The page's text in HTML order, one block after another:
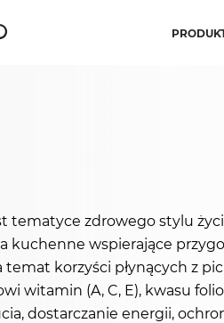
zdrowego stylu
kuchenne wspierające
korzyści płynących z
witamin (A, C, E), kwasu
dostarczanie energii,